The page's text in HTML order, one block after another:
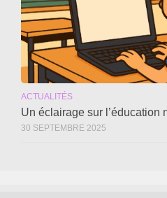
ACTUALITÉS
Un éclairage sur l’éducation
30 SEPTEMBRE 2025